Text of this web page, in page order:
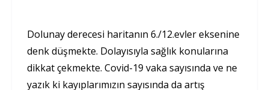
Dolunay derecesi haritanın 6./12.evler eksenine
denk düşmekte. Dolayısıyla sağlık konularına
dikkat çekmekte. Covid-19 vaka sayısında ve ne
yazık ki kayıplarımızın sayısında da artış